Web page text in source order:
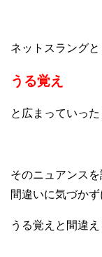
ネットスラングと
うる覚え
と広まっていっ
そのニュアンス
間違いに気づか
うる覚えと間違